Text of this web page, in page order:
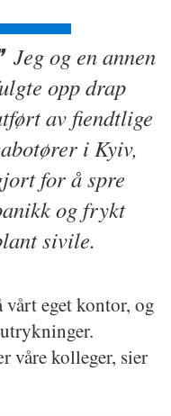
Jeg og en annen
opp drap
av fiendtlige
i Kyiv,
for å spre
og frykt
sivile.
eget kontor, og
våre kolleger, sier